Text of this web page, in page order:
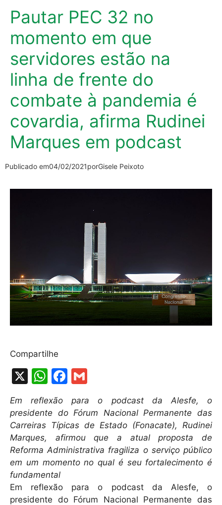
Pautar PEC 32 no
momento em que
servidores estão na
linha de frente do
combate à pandemia é
covardia, afirma Rudinei
Marques em podcast
Publicado em04/02/2021porGisele Peixoto
Compartilhe
X
W
h
at
s
A
p
p
F
c
e
b
o
o
k
ai
l
Em reflexão para o podcast da Alesfe, o
presidente do Fórum Nacional Permanente das
Carreiras Típicas de Estado (Fonacate), Rudinei
Marques, afirmou que a atual proposta de
Reforma Administrativa fragiliza o serviço público
em um momento no qual é seu fortalecimento é
fundamental
Em reflexão para o podcast da Alesfe, o
presidente do Fórum Nacional Permanente das